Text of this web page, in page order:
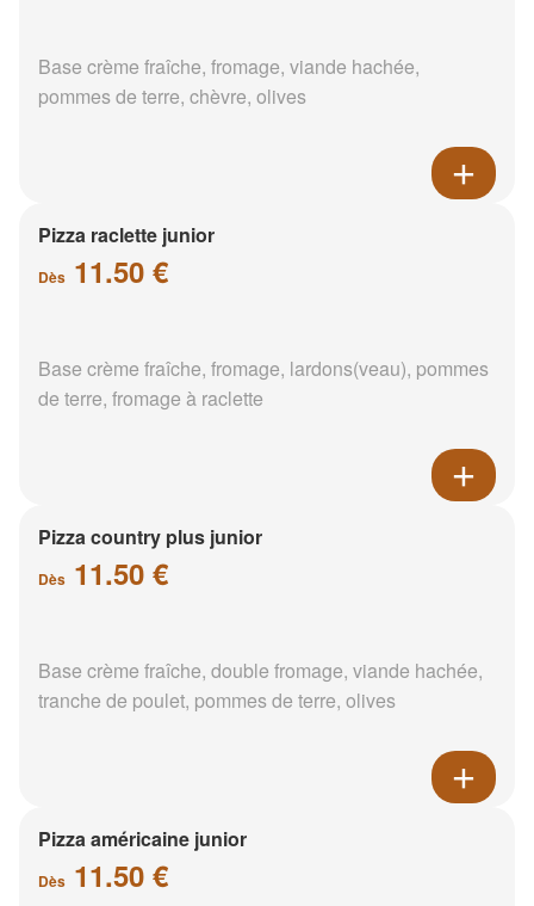
Base crème fraîche, fromage, viande hachée,
pommes de terre, chèvre, olives
Pizza raclette junior
Dès 11.50 €
Base crème fraîche, fromage, lardons(veau), pommes
de terre, fromage à raclette
Pizza country plus junior
Dès 11.50 €
Base crème fraîche, double fromage, viande hachée,
tranche de poulet, pommes de terre, olives
Pizza américaine junior
Dès 11.50 €